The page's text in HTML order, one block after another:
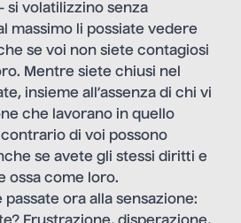
si volatilizzino senza
massimo li possiate vedere
se voi non siete contagiosi
Mentre siete chiusi nel
insieme all’assenza di chi vi
che lavorano in quello
di voi possono
se avete gli stessi diritti e
ossa come loro.
passate ora alla sensazione: